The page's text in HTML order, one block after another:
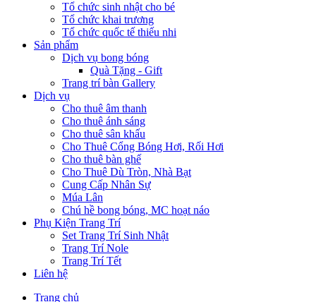
Tổ chức sinh nhật cho bé
Tổ chức khai trương
Tổ chức quốc tế thiếu nhi
Sản phẩm
Dịch vụ bong bóng
Quà Tặng - Gift
Trang trí bàn Gallery
Dịch vụ
Cho thuê âm thanh
Cho thuê ánh sáng
Cho thuê sân khấu
Cho Thuê Cổng Bóng Hơi, Rối Hơi
Cho thuê bàn ghế
Cho Thuê Dù Tròn, Nhà Bạt
Cung Cấp Nhân Sự
Múa Lân
Chú hề bong bóng, MC hoạt náo
Phụ Kiện Trang Trí
Set Trang Trí Sinh Nhật
Trang Trí Nole
Trang Trí Tết
Liên hệ
Trang chủ